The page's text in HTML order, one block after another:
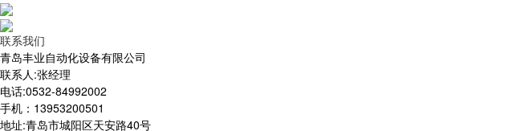
联系我们
青岛丰业自动化设备有限公司
联系人:张经理
电话:0532-84992002
手机：13953200501
地址:青岛市城阳区天安路40号